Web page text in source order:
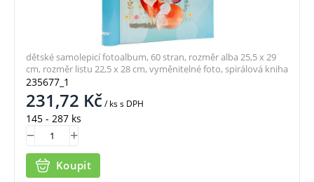
235677_1
231,72 Kč/ kss DPH
145 - 287 ks
Koupit
dětské samolepicí fotoalbum, 60 stran, rozměr alba 25,5 x 29
cm, rozměr listu 22,5 x 28 cm, vyměnitelné foto, spirálová kniha